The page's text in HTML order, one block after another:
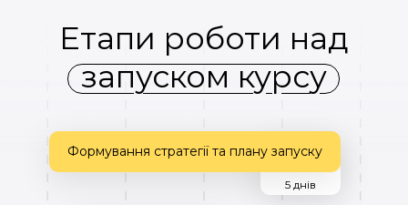
5 днів
Формування стратегії та плану запуску
Етапи роботи над
запуском курсу